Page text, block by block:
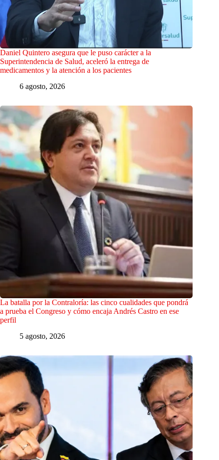
Daniel Quintero asegura que le puso carácter a la
Superintendencia de Salud, aceleró la entrega de
medicamentos y la atención a los pacientes
6 agosto, 2026
La batalla por la Contraloría: las cinco cualidades que pondrá
a prueba el Congreso y cómo encaja Andrés Castro en ese
perfil
5 agosto, 2026